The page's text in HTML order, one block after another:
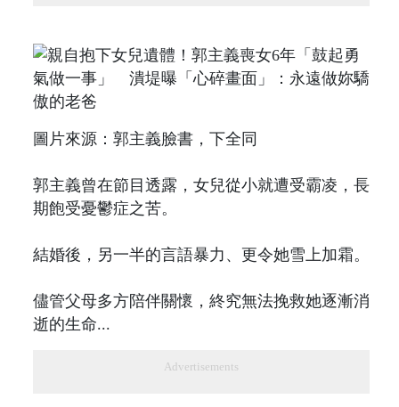
圖片來源：郭主義臉書，下全同
郭主義曾在節目透露，女兒從小就遭受霸凌，長
期飽受憂鬱症之苦。
結婚後，另一半的言語暴力、更令她雪上加霜。
儘管父母多方陪伴關懷，終究無法挽救她逐漸消
逝的生命...
Advertisements